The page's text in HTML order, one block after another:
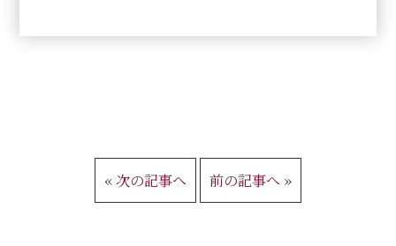
«次の記事へ 前の記事へ »